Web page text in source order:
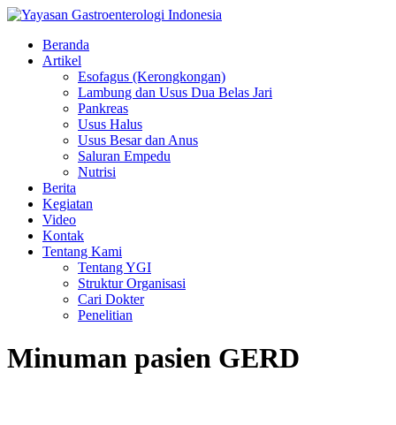
Beranda
Artikel
Esofagus (Kerongkongan)
Lambung dan Usus Dua Belas Jari
Pankreas
Usus Halus
Usus Besar dan Anus
Saluran Empedu
Nutrisi
Berita
Kegiatan
Video
Kontak
Tentang Kami
Tentang YGI
Struktur Organisasi
Cari Dokter
Penelitian
Minuman pasien GERD